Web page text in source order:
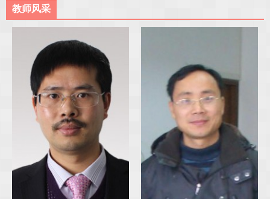
教师风采